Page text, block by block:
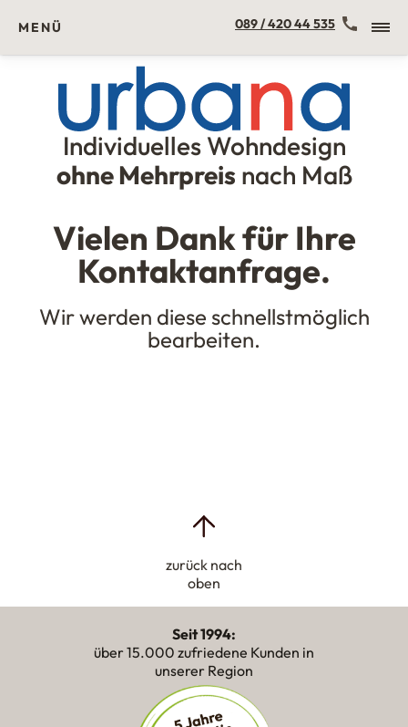
Urbana Möbel
Individuelles Wohndesign
ohne Mehrpreis nach Maß
MENÜ
Kontakt 089 / 420 44 535
Vielen Dank für Ihre
Kontaktanfrage.
Wir werden diese schnellstmöglich
bearbeiten.
zurück nach
oben
Seit 1994:
über 15.000 zufriedene Kunden in
unserer Region